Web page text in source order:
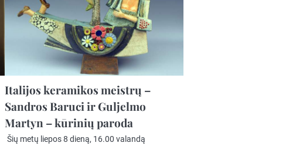
Italijos keramikos meistrų –
Sandros Baruci ir Guljelmo
Martyn – kūrinių paroda
Šių metų liepos 8 dieną, 16.00 valandą